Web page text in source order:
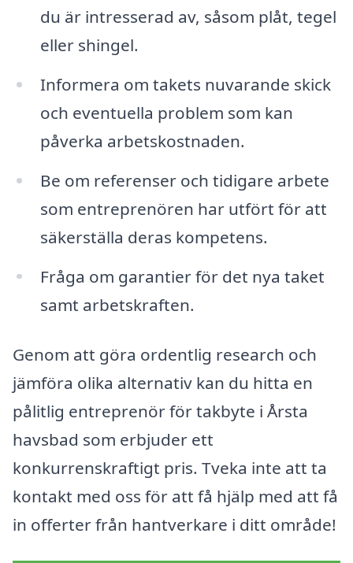
du är intresserad av, såsom plåt, tegel
eller shingel.
Informera om takets nuvarande skick
och eventuella problem som kan
påverka arbetskostnaden.
Be om referenser och tidigare arbete
som entreprenören har utfört för att
säkerställa deras kompetens.
Fråga om garantier för det nya taket
samt arbetskraften.
Genom att göra ordentlig research och
jämföra olika alternativ kan du hitta en
pålitlig entreprenör för takbyte i Årsta
havsbad som erbjuder ett
konkurrenskraftigt pris. Tveka inte att ta
kontakt med oss för att få hjälp med att få
in offerter från hantverkare i ditt område!